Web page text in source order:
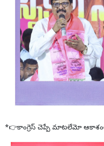
*👉కాంగ్రెస్ చెప్పే మాటలేమో